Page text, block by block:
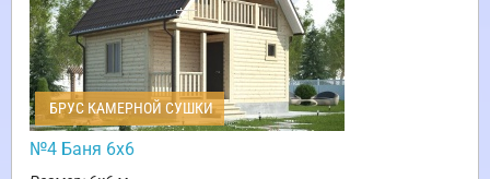
БРУС КАМЕРНОЙ СУШКИ
№4 Баня 6х6